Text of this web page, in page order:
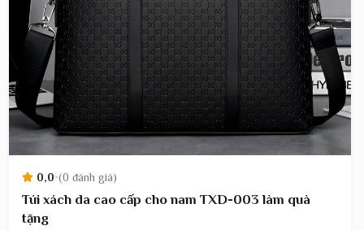
0,0•(0 đánh giá)
Túi xách da cao cấp cho nam TXD-003 làm quà
tặng